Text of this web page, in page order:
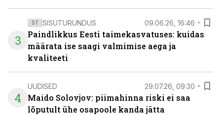
3
ST SISUTURUNDUS 09.06.26, 16:46
Paindlikkus Eesti taimekasvatuses: kuidas
määrata ise saagi valmimise aega ja
kvaliteeti
4
UUDISED 29.07.26, 09:30
Maido Solovjov: piimahinna riski ei saa
lõputult ühe osapoole kanda jätta